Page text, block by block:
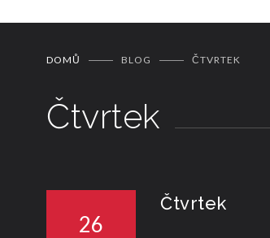
DOMŮ BLOG ČTVRTEK
Čtvrtek
26
Čtvrtek